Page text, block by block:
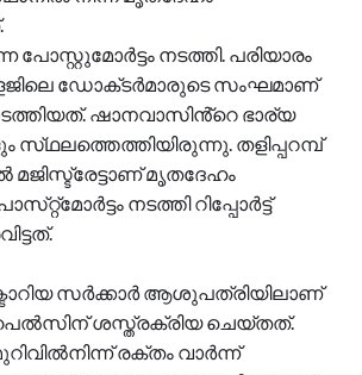
പോസ്റ്റുമോർട്ടം നടത്തി. പരിയാരം
ഡോക്‌ടർമാരുടെ സംഘമാണ്
ഷാനവാസിൻ്റെ ഭാര്യ
സ്‌ഥലത്തെത്തിയിരുന്നു. തളിപ്പറമ്പ്
മൃതദേഹം
നടത്തി റിപ്പോർട്ട്
സർക്കാർ ആശുപത്രിയിലാണ്
ശസ്ത്രക്രിയ ചെയ്‌തത്‌.
രക്ത‌ം വാർന്ന്